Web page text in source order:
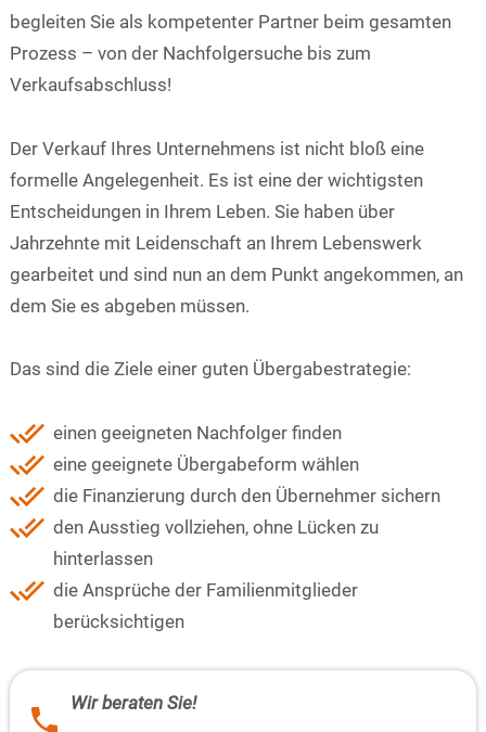
begleiten Sie als kompetenter Partner beim gesamten
Prozess – von der Nachfolgersuche bis zum
Verkaufsabschluss!
Der Verkauf Ihres Unternehmens ist nicht bloß eine
formelle Angelegenheit. Es ist eine der wichtigsten
Entscheidungen in Ihrem Leben. Sie haben über
Jahrzehnte mit Leidenschaft an Ihrem Lebenswerk
gearbeitet und sind nun an dem Punkt angekommen, an
dem Sie es abgeben müssen.
Das sind die Ziele einer guten Übergabestrategie:
einen geeigneten Nachfolger finden
eine geeignete Übergabeform wählen
die Finanzierung durch den Übernehmer sichern
den Ausstieg vollziehen, ohne Lücken zu
hinterlassen
die Ansprüche der Familienmitglieder
berücksichtigen
Wir beraten Sie!